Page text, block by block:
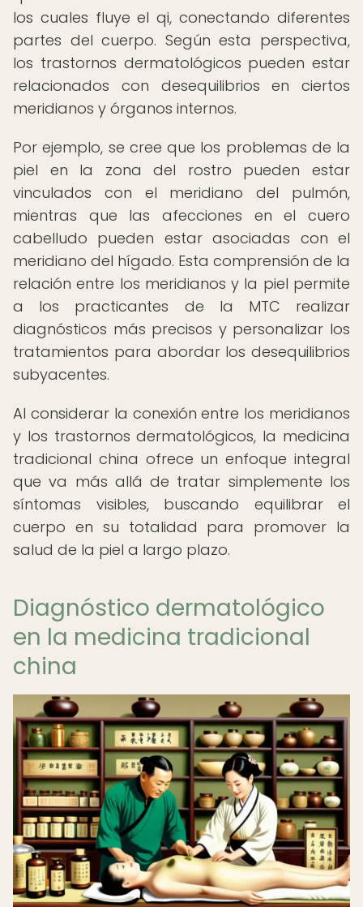
los cuales fluye el qi, conectando diferentes
partes del cuerpo. Según esta perspectiva,
los trastornos dermatológicos pueden estar
relacionados con desequilibrios en ciertos
meridianos y órganos internos.
Por ejemplo, se cree que los problemas de la
piel en la zona del rostro pueden estar
vinculados con el meridiano del pulmón,
mientras que las afecciones en el cuero
cabelludo pueden estar asociadas con el
meridiano del hígado. Esta comprensión de la
relación entre los meridianos y la piel permite
a los practicantes de la MTC realizar
diagnósticos más precisos y personalizar los
tratamientos para abordar los desequilibrios
subyacentes.
Al considerar la conexión entre los meridianos
y los trastornos dermatológicos, la medicina
tradicional china ofrece un enfoque integral
que va más allá de tratar simplemente los
síntomas visibles, buscando equilibrar el
cuerpo en su totalidad para promover la
salud de la piel a largo plazo.
Diagnóstico dermatológico
en la medicina tradicional
china